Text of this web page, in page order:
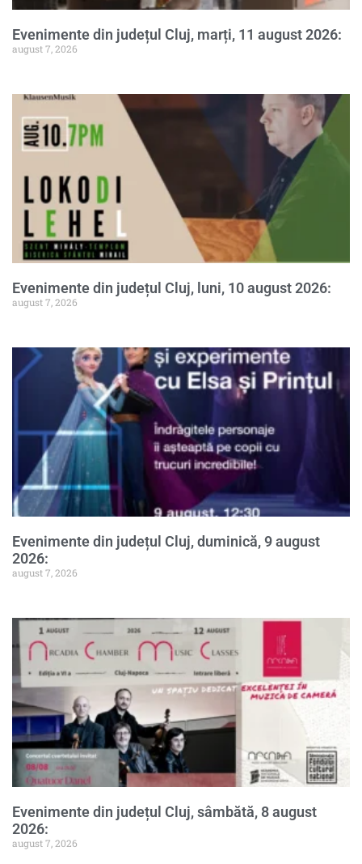
Evenimente din județul Cluj, marți, 11 august 2026:
august 7, 2026
Evenimente din județul Cluj, luni, 10 august 2026:
august 7, 2026
Evenimente din județul Cluj, duminică, 9 august
2026:
august 7, 2026
Evenimente din județul Cluj, sâmbătă, 8 august
2026:
august 7, 2026